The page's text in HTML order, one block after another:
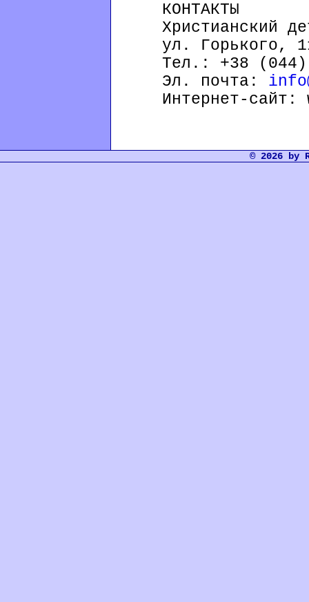
КОНТАКТЫ
Христианский
ул. Горького,
Тел.: +38 (044)
Эл. почта:
Интернет-сайт:
© 2026 by